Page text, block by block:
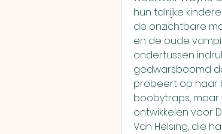
hun talrijke
de onzichtbare
en de oude
ondertussen
gedwarsboomd
probeert op haar
boobytraps,
ontwikkelen voor
Van Helsing, die